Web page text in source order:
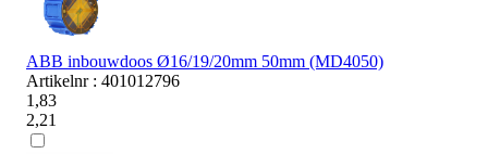
ABB inbouwdoos Ø16/19/20mm 50mm (MD4050)
Artikelnr : 401012796
1,83
2,21